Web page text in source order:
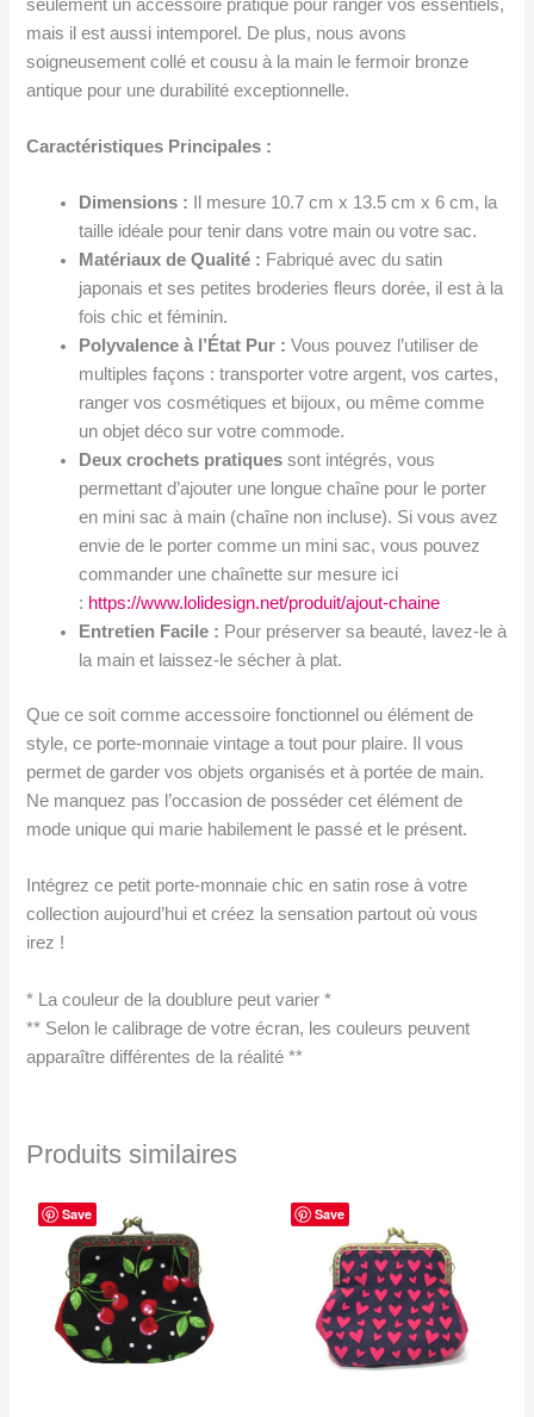
seulement un accessoire pratique pour ranger vos essentiels,
mais il est aussi intemporel. De plus, nous avons
soigneusement collé et cousu à la main le fermoir bronze
antique pour une durabilité exceptionnelle.
Caractéristiques Principales :
Dimensions : Il mesure 10.7 cm x 13.5 cm x 6 cm, la
taille idéale pour tenir dans votre main ou votre sac.
Matériaux de Qualité : Fabriqué avec du satin
japonais et ses petites broderies fleurs dorée, il est à la
fois chic et féminin.
Polyvalence à l’État Pur : Vous pouvez l’utiliser de
multiples façons : transporter votre argent, vos cartes,
ranger vos cosmétiques et bijoux, ou même comme
un objet déco sur votre commode.
Deux crochets pratiques sont intégrés, vous
permettant d’ajouter une longue chaîne pour le porter
en mini sac à main (chaîne non incluse). Si vous avez
envie de le porter comme un mini sac, vous pouvez
commander une chaînette sur mesure ici
: https://www.lolidesign.net/produit/ajout-chaine
Entretien Facile : Pour préserver sa beauté, lavez-le à
la main et laissez-le sécher à plat.
Que ce soit comme accessoire fonctionnel ou élément de
style, ce porte-monnaie vintage a tout pour plaire. Il vous
permet de garder vos objets organisés et à portée de main.
Ne manquez pas l’occasion de posséder cet élément de
mode unique qui marie habilement le passé et le présent.
Intégrez ce petit porte-monnaie chic en satin rose à votre
collection aujourd’hui et créez la sensation partout où vous
irez !
* La couleur de la doublure peut varier *
** Selon le calibrage de votre écran, les couleurs peuvent
apparaître différentes de la réalité **
Produits similaires
Save Save